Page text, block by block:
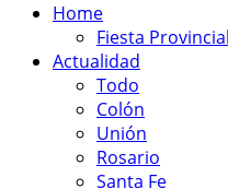
Home
Fiesta
Actualidad
Todo
Colón
Unión
Rosario
Santa Fe